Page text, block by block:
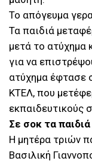
Το απόγευμα
Τα παιδιά
μετά το ατύχημα
για να
ατύχημα έφτασε
ΚΤΕΛ, που
εκπαιδευτικούς
Σε σοκ τα παιδιά
Η μητέρα τριών
Βασιλική